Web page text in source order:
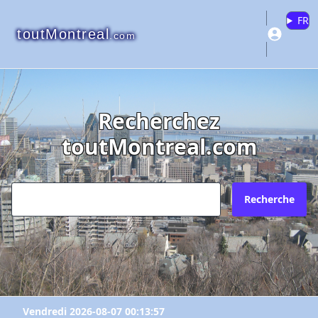
toutMontreal.com
FR
Recherchez
toutMontreal.com
Recherche
Vendredi 2026-08-07 00:13:57